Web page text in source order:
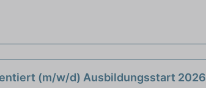
(m/w/d) Ausbildungsstart 2026